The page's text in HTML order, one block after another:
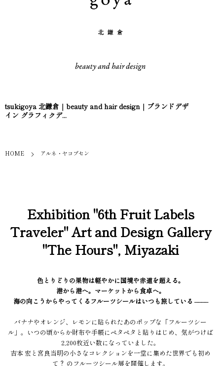
tsukigoya 北鎌倉｜beauty and hair design｜ブランドデザ
イン グラフィクデ...
HOME アルネ・ヤコブセン
Exhibition "6th Fruit Labels
Traveler" Art and Design Gallery
"The Hours", Miyazaki
色とりどりの果物は軽やかに国境や赤道を超える。
港から港へ。マーケットから食卓へ。
海の向こうからやってくるフルーツシールはいつも旅している ––––
バナナやオレンジ、レモンに貼られたあのポップな「フルーツシー
ル」。いつの頃からか財布や手帳にペタペタと貼りはじめ、気がつけば
2,200枚近い数になっていました。
吉本 宏と宮良当明の小さなコレクションを一堂に集めた世界でも初め
て？ のフルーツシール展を開催します。